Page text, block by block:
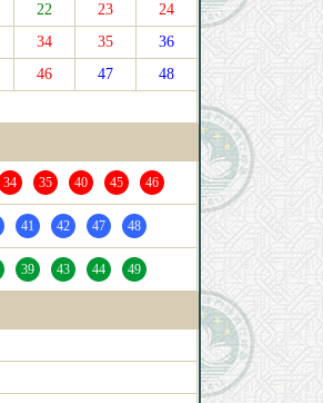
22 23
24
34 35
36
46 47
48
34 35 40 45 46
41 42 47 48
39 43 44 49